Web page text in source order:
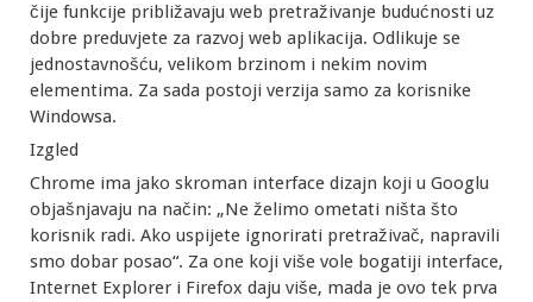
čije funkcije približavaju web pretraživanje budućnosti uz
dobre preduvjete za razvoj web aplikacija. Odlikuje se
jednostavnošću, velikom brzinom i nekim novim
elementima. Za sada postoji verzija samo za korisnike
Windowsa.
Izgled
Chrome ima jako skroman interface dizajn koji u Googlu
objašnjavaju na način: „Ne želimo ometati ništa što
korisnik radi. Ako uspijete ignorirati pretraživač, napravili
smo dobar posao“. Za one koji više vole bogatiji interface,
Internet Explorer i Firefox daju više, mada je ovo tek prva